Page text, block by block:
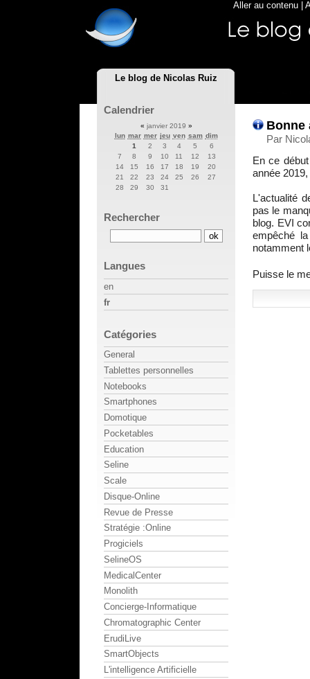
Le blog de Nicolas Ruiz
Aller au contenu
Bonne
Par
En ce
année
L'actualité
pas le
blog. EVI
empêché
notamment
Puisse le
Calendrier
« janvier 2019 »
lun mar mer jeu ven sam dim
1
2 3 4 5
6
7
8 9 10 11 12
13
14
15 16 17 18 19
20
21
22 23 24 25 26
27
28
29 30 31
Rechercher
Langues
en
fr
Catégories
General
Tablettes personnelles
Notebooks
Smartphones
Domotique
Pocketables
Education
Seline
Scale
Disque-Online
Revue de Presse
Stratégie :Online
Progiciels
SelineOS
MedicalCenter
Monolith
Concierge-Informatique
Chromatographic Center
ErudiLive
SmartObjects
L'intelligence Artificielle